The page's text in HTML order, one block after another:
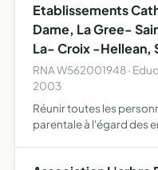
Etablissements
Dame, La Gree-
La- Croix -Hellean,
RNA W562001948 ·
2003
Réunir toutes les
parentale à l'égard des